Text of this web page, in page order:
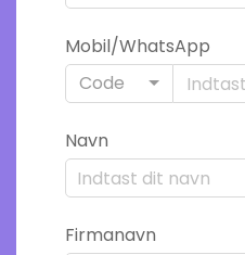
Mobil/WhatsApp
Code
Navn
Firmanavn